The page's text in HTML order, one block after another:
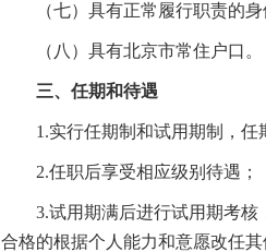
（七）具有正常履行职责的
（八） 具有北京市常住 户口 。
三、任期和待遇
1 .实行任期制和试用期制，任
2.任职后享受相应级别待遇；
3.试用期满后进行试用期考核
合格的根据个人能力和意愿改任其